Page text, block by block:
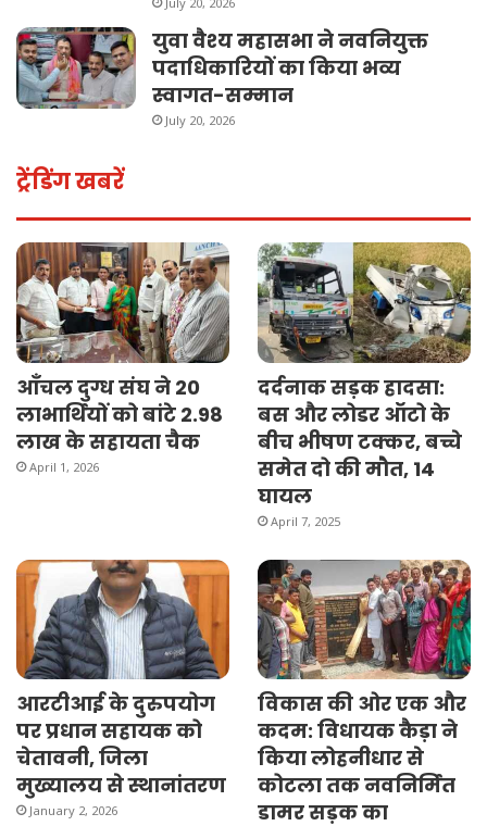
युवा वैश्य महासभा ने नवनियुक्त
पदाधिकारियों का किया भव्य
स्वागत-सम्मान
July 20, 2026
ट्रेंडिंग खबरें
आँचल दुग्ध संघ ने 20
लाभार्थियों को बांटे 2.98
लाख के सहायता चैक
April 1, 2026
दर्दनाक सड़क हादसा:
बस और लोडर ऑटो के
बीच भीषण टक्कर, बच्चे
समेत दो की मौत, 14
घायल
April 7, 2025
आरटीआई के दुरुपयोग
पर प्रधान सहायक को
चेतावनी, जिला
मुख्यालय से स्थानांतरण
January 2, 2026
विकास की ओर एक और
कदम: विधायक कैड़ा ने
किया लोहनीधार से
कोटला तक नवनिर्मित
डामर सड़क का